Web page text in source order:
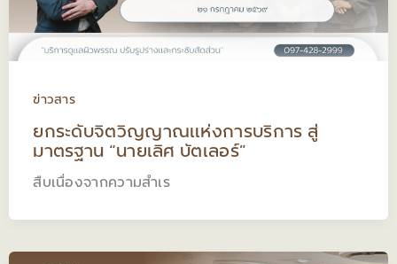
ข่าวสาร
ยกระดับจิตวิญญาณแห่งการบริการ สู่
มาตรฐาน “นายเลิศ บัตเลอร์”
สืบเนื่องจากความสำเร